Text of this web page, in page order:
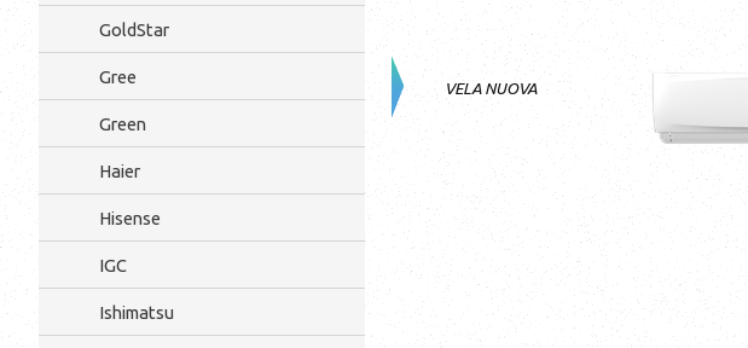
GoldStar
Gree
Green
Haier
Hisense
IGC
Ishimatsu
VELA NUOVA